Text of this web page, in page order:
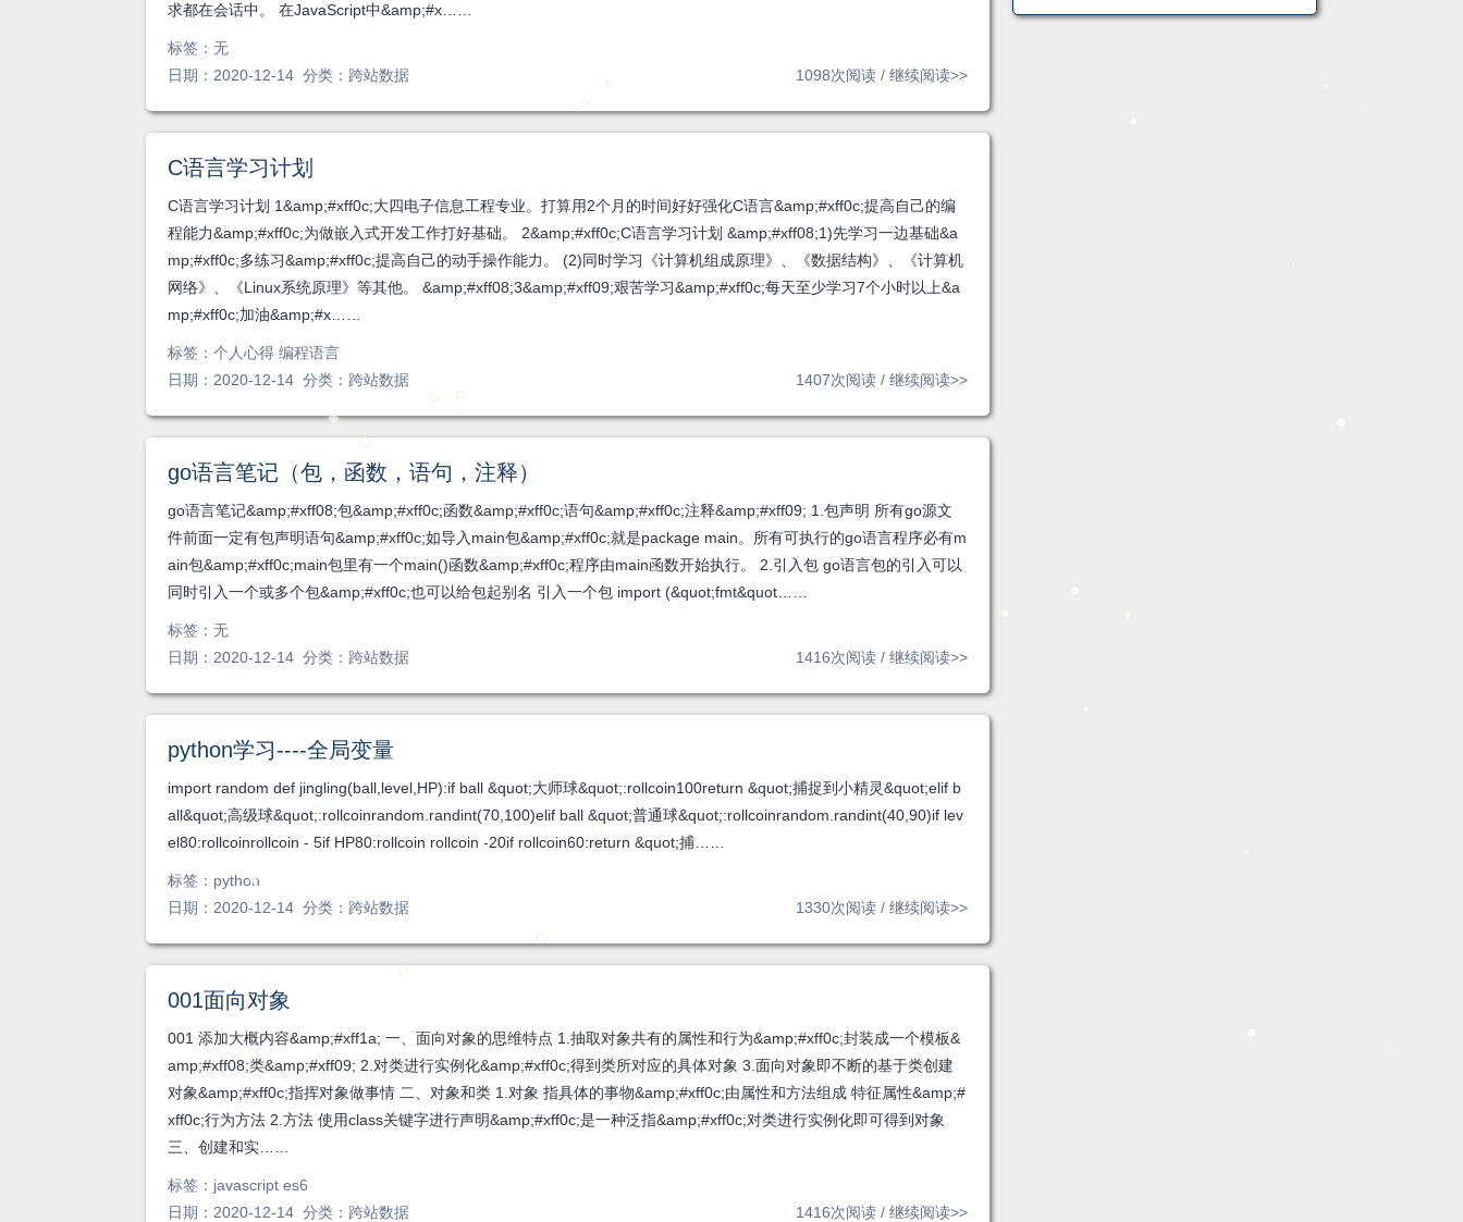
求都在会话中。 在JavaScript中&amp;#x……
标签：无
日期：2020-12-14 分类： 跨站数据 1098次阅读 / 继续阅读>>
C语言学习计划
C语言学习计划 1&amp;#xff0c;大四电子信息工程专业。打算用2个月的时间好好强化C语言&amp;#xff0c;提高自己的编
程能力&amp;#xff0c;为做嵌入式开发工作打好基础。 2&amp;#xff0c;C语言学习计划 &amp;#xff08;1)先学习一边基础&a
mp;#xff0c;多练习&amp;#xff0c;提高自己的动手操作能力。 (2)同时学习《计算机组成原理》、《数据结构》、《计算机
网络》、《Linux系统原理》等其他。 &amp;#xff08;3&amp;#xff09;艰苦学习&amp;#xff0c;每天至少学习7个小时以上&a
mp;#xff0c;加油&amp;#x……
标签：个人心得 编程语言
日期：2020-12-14 分类： 跨站数据 1407次阅读 / 继续阅读>>
go语言笔记（包，函数，语句，注释）
go语言笔记&amp;#xff08;包&amp;#xff0c;函数&amp;#xff0c;语句&amp;#xff0c;注释&amp;#xff09; 1.包声明 所有go源文
件前面一定有包声明语句&amp;#xff0c;如导入main包&amp;#xff0c;就是package main。所有可执行的go语言程序必有m
ain包&amp;#xff0c;main包里有一个main()函数&amp;#xff0c;程序由main函数开始执行。 2.引入包 go语言包的引入可以
同时引入一个或多个包&amp;#xff0c;也可以给包起别名 引入一个包 import (&quot;fmt&quot……
标签：无
日期：2020-12-14 分类： 跨站数据 1416次阅读 / 继续阅读>>
python学习----全局变量
import random def jingling(ball,level,HP):if ball &quot;大师球&quot;:rollcoin100return &quot;捕捉到小精灵&quot;elif b
all&quot;高级球&quot;:rollcoinrandom.randint(70,100)elif ball &quot;普通球&quot;:rollcoinrandom.randint(40,90)if lev
el80:rollcoinrollcoin - 5if HP80:rollcoin rollcoin -20if rollcoin60:return &quot;捕……
标签： python
日期：2020-12-14 分类： 跨站数据 1330次阅读 / 继续阅读>>
001面向对象
001 添加大概内容&amp;#xff1a; 一、面向对象的思维特点 1.抽取对象共有的属性和行为&amp;#xff0c;封装成一个模板&
amp;#xff08;类&amp;#xff09; 2.对类进行实例化&amp;#xff0c;得到类所对应的具体对象 3.面向对象即不断的基于类创建
对象&amp;#xff0c;指挥对象做事情 二、对象和类 1.对象 指具体的事物&amp;#xff0c;由属性和方法组成 特征属性&amp;#
xff0c;行为方法 2.方法 使用class关键字进行声明&amp;#xff0c;是一种泛指&amp;#xff0c;对类进行实例化即可得到对象
三、创建和实……
标签： javascript es6
日期：2020-12-14 分类： 跨站数据 1416次阅读 / 继续阅读>>